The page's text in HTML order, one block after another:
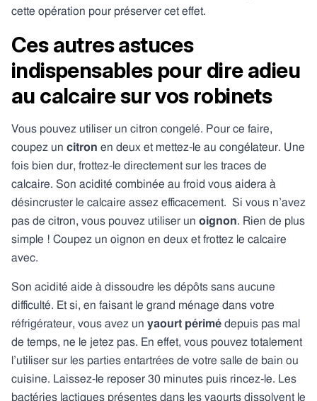
cette opération pour préserver cet effet.
Ces autres astuces
indispensables pour dire adieu
au calcaire sur vos robinets
Vous pouvez utiliser un citron congelé. Pour ce faire,
coupez un citron en deux et mettez-le au congélateur. Une
fois bien dur, frottez-le directement sur les traces de
calcaire. Son acidité combinée au froid vous aidera à
désincruster le calcaire assez efficacement. Si vous n’avez
pas de citron, vous pouvez utiliser un oignon. Rien de plus
simple ! Coupez un oignon en deux et frottez le calcaire
avec.
Son acidité aide à dissoudre les dépôts sans aucune
difficulté. Et si, en faisant le grand ménage dans votre
réfrigérateur, vous avez un yaourt périmé depuis pas mal
de temps, ne le jetez pas. En effet, vous pouvez totalement
l’utiliser sur les parties entartrées de votre salle de bain ou
cuisine. Laissez-le reposer 30 minutes puis rincez-le. Les
bactéries lactiques présentes dans les yaourts dissolvent le